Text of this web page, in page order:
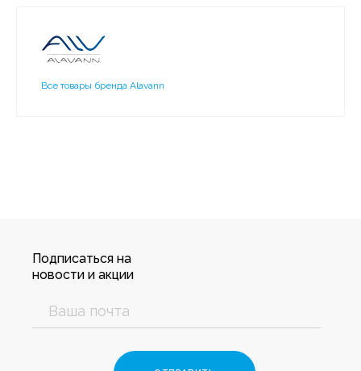
Все товары бренда Alavann
Подписаться на
новости и акции